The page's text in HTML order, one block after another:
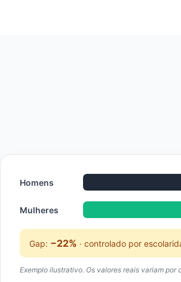
Homens
Mulheres
Gap: −22% · controlado por
Exemplo ilustrativo. Os valores reais variam por